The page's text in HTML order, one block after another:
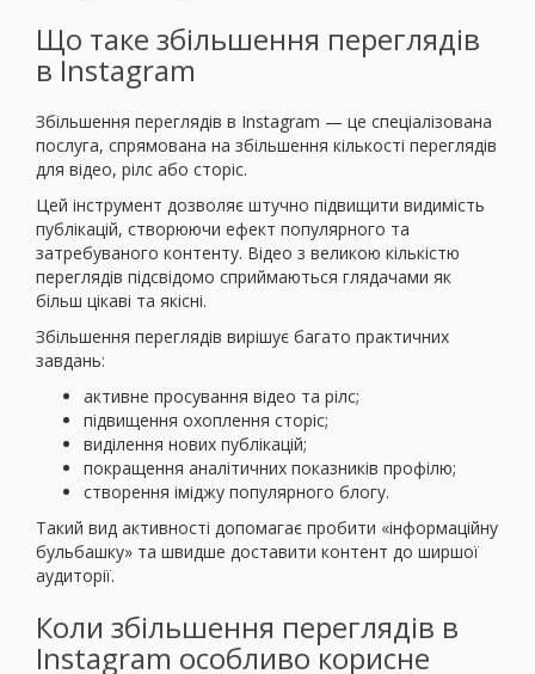
Що таке збільшення переглядів
в Instagram
Збільшення переглядів в Instagram — це спеціалізована
послуга, спрямована на збільшення кількості переглядів
для відео, рілс або сторіс.
Цей інструмент дозволяє штучно підвищити видимість
публікацій, створюючи ефект популярного та
затребуваного контенту. Відео з великою кількістю
переглядів підсвідомо сприймаються глядачами як
більш цікаві та якісні.
Збільшення переглядів вирішує багато практичних
завдань:
активне просування відео та рілс;
підвищення охоплення сторіс;
виділення нових публікацій;
покращення аналітичних показників профілю;
створення іміджу популярного блогу.
Такий вид активності допомагає пробити «інформаційну
бульбашку» та швидше доставити контент до ширшої
аудиторії.
Коли збільшення переглядів в
Instagram особливо корисне